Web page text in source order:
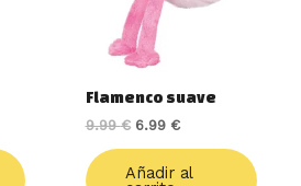
Flamenco suave
9.99€ 6.99 €
Añadir al